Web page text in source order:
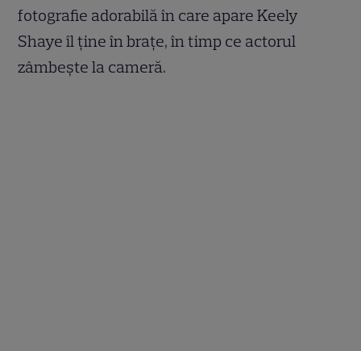
fotografie adorabilă în care apare Keely
Shaye îl ține în brațe, în timp ce actorul
zâmbește la cameră.